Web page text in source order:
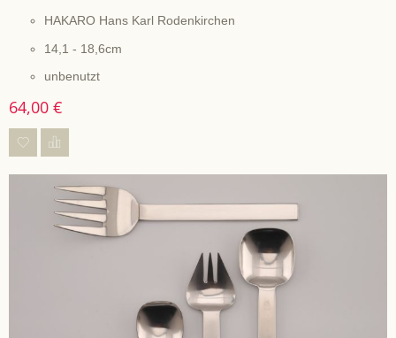
HAKARO Hans Karl Rodenkirchen
14,1 - 18,6cm
unbenutzt
64,00 €